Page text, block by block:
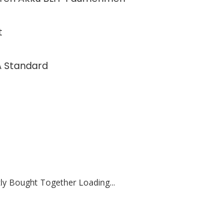
Standard
Bought Together Loading...